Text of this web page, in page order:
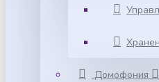
Домофония